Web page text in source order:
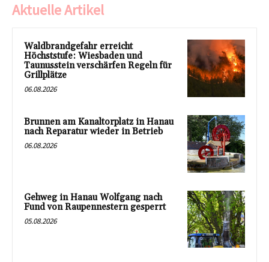
Aktuelle Artikel
Waldbrandgefahr erreicht
Höchststufe: Wiesbaden und
Taunusstein verschärfen Regeln für
Grillplätze
06.08.2026
Brunnen am Kanaltorplatz in Hanau
nach Reparatur wieder in Betrieb
06.08.2026
Gehweg in Hanau Wolfgang nach
Fund von Raupennestern gesperrt
05.08.2026